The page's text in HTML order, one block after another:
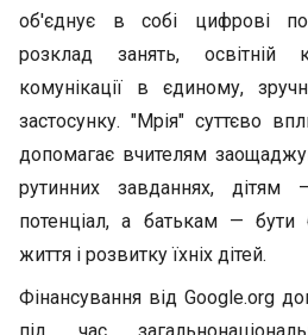
об'єднує в собі цифрові
розклад занять, освітній
комунікації в єдиному,
застосунку. "Мрія" суттєво
допомагає вчителям
рутинних завданнях, дітям
потенціал, а батькам —
життя і розвитку їхніх дітей.
Фінансування від Google.org